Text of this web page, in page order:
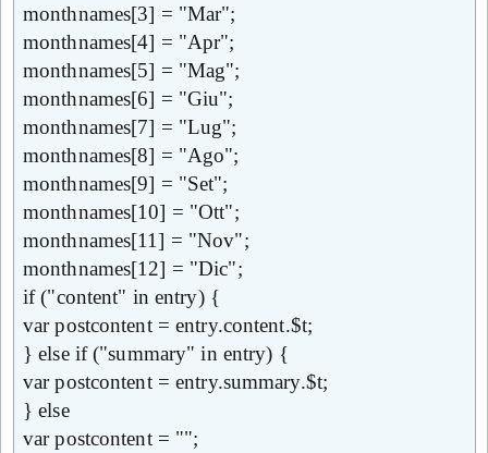
monthnames[3] = "Mar";
monthnames[4] = "Apr";
monthnames[5] = "Mag";
monthnames[6] = "Giu";
monthnames[7] = "Lug";
monthnames[8] = "Ago";
monthnames[9] = "Set";
monthnames[10] = "Ott";
monthnames[11] = "Nov";
monthnames[12] = "Dic";
if ("content" in entry) {
var postcontent = entry.content.$t;
} else if ("summary" in entry) {
var postcontent = entry.summary.$t;
} else
var postcontent = "";